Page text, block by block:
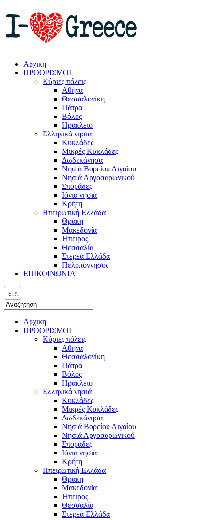
Αρχικη
ΠΡΟΟΡΙΣΜΟΙ
Κύριες πόλεις
Αθήνα
Θεσσαλονίκη
Πάτρα
Βόλος
Ηράκλειο
Ελληνικά νησιά
Κυκλάδες
Μικρές Κυκλάδες
Δωδεκάνησα
Νησιά Βορείου Αιγαίου
Νησιά Αργοσαρωνικού
Σποράδες
Ιόνια νησιά
Κρήτη
Ηπειρωτική Ελλάδα
Θράκη
Μακεδονία
Ήπειρος
Θεσσαλία
Στερεά Ελλάδα
Πελοπόννησος
ΕΠΙΚΟΙΝΩΝΙΑ
ελ
Αρχικη
ΠΡΟΟΡΙΣΜΟΙ
Κύριες πόλεις
Αθήνα
Θεσσαλονίκη
Πάτρα
Βόλος
Ηράκλειο
Ελληνικά νησιά
Κυκλάδες
Μικρές Κυκλάδες
Δωδεκάνησα
Νησιά Βορείου Αιγαίου
Νησιά Αργοσαρωνικού
Σποράδες
Ιόνια νησιά
Κρήτη
Ηπειρωτική Ελλάδα
Θράκη
Μακεδονία
Ήπειρος
Θεσσαλία
Στερεά Ελλάδα